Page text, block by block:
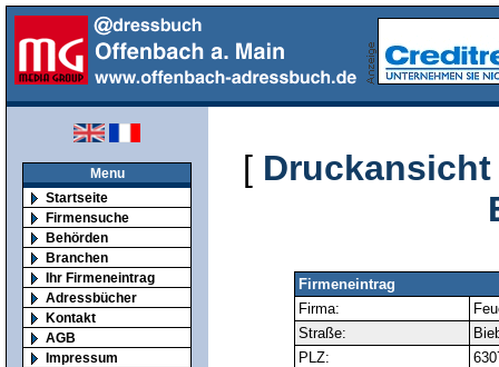
Menu
Startseite
Firmensuche
Behörden
Branchen
Ihr Firmeneintrag
Adressbücher
Kontakt
AGB
Impressum
[ Druckansicht
Firmeneintrag
Firma:
Straße:
PLZ: